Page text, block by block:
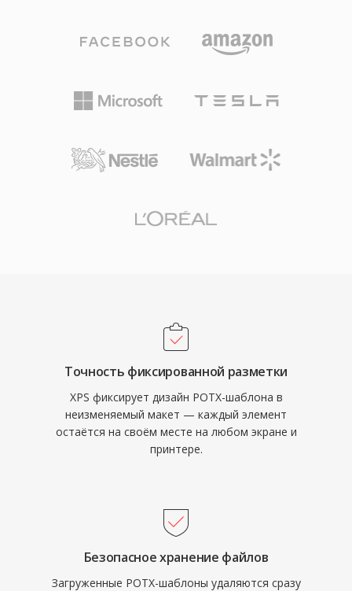
Точность фиксированной разметки
XPS фиксирует дизайн POTX-шаблона в
неизменяемый макет — каждый элемент
остаётся на своём месте на любом экране и
принтере.
Безопасное хранение файлов
Загруженные POTX-шаблоны удаляются сразу